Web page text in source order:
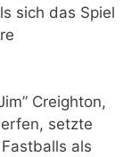
sich das Spiel
Creighton,
setzte
als